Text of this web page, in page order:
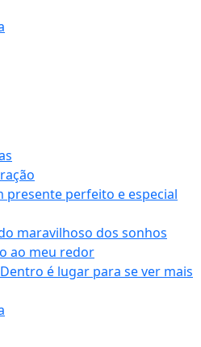
presente perfeito e especial
maravilhoso dos sonhos
ao meu redor
é lugar para se ver mais